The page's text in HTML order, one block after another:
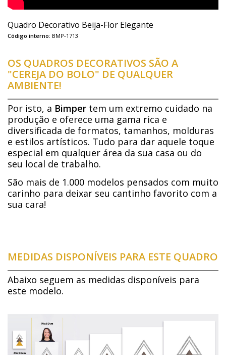
Quadro Decorativo Beija-Flor Elegante
Código interno: BMP-1713
OS QUADROS DECORATIVOS SÃO A
"CEREJA DO BOLO" DE QUALQUER
AMBIENTE!
Por isto, a Bimper tem um extremo cuidado na
produção e oferece uma gama rica e
diversificada de formatos, tamanhos, molduras
e estilos artísticos. Tudo para dar aquele toque
especial em qualquer área da sua casa ou do
seu local de trabalho.
São mais de 1.000 modelos pensados com muito
carinho para deixar seu cantinho favorito com a
sua cara!
MEDIDAS DISPONÍVEIS PARA ESTE QUADRO
Abaixo seguem as medidas disponíveis para
este modelo.